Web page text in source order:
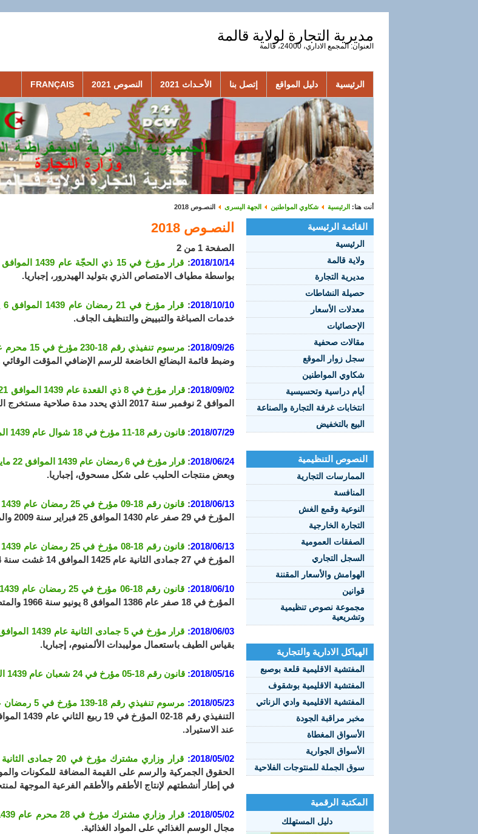
مديرية التجارة لولاية قالمة
العنوان: المجمع الاداري، 24000، قالمة
الرئيسية دليل المواقع إتصل بنا الأحـداث 2021 النصوص 2021 FRANÇAIS
أنت هنا: الرئيسية شكاوي المواطنين الجهة اليسرى النصـوص 2018
القائمة الرئيسية
الرئيسية
ولاية قالمة
مديرية التجارة
حصيلة النشاطات
معدلات الأسعار
الإحصائيات
مقالات صحفية
سجل زوار الموقع
شكاوي المواطنين
أيام دراسية وتحسيسية
انتخابات غرفة التجارة والصناعة
البيع بالتخفيض
النصوص التنظيمية
الممارسات التجارية
المنافسة
النوعية وقمع الغش
التجارة الخارجية
الصفقات العمومية
السجل التجاري
الهوامش والأسعار المقننة
قوانين
مجموعة نصوص تنظيمية
وتشريعية
الهياكل الادارية والتجارية
المفتشية الاقليمية قلعة بوصبع
المفتشية الاقليمية بوشقوف
المفتشية الاقليمية وادي الزناتي
مخبر مراقبة الجودة
الأسواق المغطاة
الأسواق الجوارية
سوق الجملة للمنتوجات الفلاحية
المكتبة الرقمية
دليل المستهلك
النصـوص 2018
الصفحة 1 من 2
2018/10/14
: قرار مؤرخ في 15 ذي الحجّة عام 1439 الموافق 26 غشت سنة 2018
بواسطة مطياف الامتصاص الذري بتوليد الهيدرور، إجباريا.
2018/10/10
: قرار مؤرخ في 21 رمضان عام 1439 الموافق 6 يونيو سنة 2018
خدمات الصباغة والتبييض والتنظيف الجاف.
2018/09/26
: مرسوم تنفيذي رقم 18-230 مؤرخ في 15 محرم عام 1440 الموافق 25 سبتمبر سنة 2018
وضبط قائمة البضائع الخاضعة للرسم الإضافي المؤقت الوقائي
2018/09/02
: قرار مؤرخ في 8 ذي القعدة عام 1439 الموافق 21 يوليو سنة 2018
الموافق 2 نوفمبر سنة 2017 الذي يحدد مدة صلاحية مستخرج السجل التجاري الممنوح لممارسة بعض الأنشطة.
2018/07/29
: قانون رقم 18-11 مؤرخ في 18 شوال عام 1439 الموافق 2 يوليو سنة 2018
2018/06/24
: قرار مؤرخ في 6 رمضان عام 1439 الموافق 22 مايو سنة 2018
وبعض منتجات الحليب على شكل مسحوق، إجباريا.
2018/06/13
: قانون رقم 18-09 مؤرخ في 25 رمضان عام 1439 الموافق 10 يونيو سنة 2018
المؤرخ في 29 صفر عام 1430 الموافق 25 فبراير سنة 2009 والمتعلق بحماية المستهلك وقمع الغش.
2018/06/13
: قانون رقم 18-08 مؤرخ في 25 رمضان عام 1439 الموافق 10 يونيو سنة 2018
المؤرخ في 27 جمادى الثانية عام 1425 الموافق 14 غشت سنة 2004 والمتعلق بشروط ممارسة الأنشطة التجارية.
2018/06/10: قانون رقم 18-06 مؤرخ في 25 رمضان عام 1439 الموافق 10 يونيو سنة 2018
المؤرخ في 18 صفر عام 1386 الموافق 8 يونيو سنة 1966 والمتضمن قانون الإجراءات الجزائية.
2018/06/03: قرار مؤرخ في 5 جمادى الثانية عام 1439 الموافق 21 فبراير سنة 2018
بقياس الطيف باستعمال موليبدات الألمنيوم، إجباريا.
2018/05/16: قانون رقم 18-05 مؤرخ في 24 شعبان عام 1439 الموافق 10 مايو سنة 2018
2018/05/23: مرسوم تنفيذي رقم 18-139 مؤرخ في 5 رمضان عام 1439 الموافق 21 مايو سنة 2018
عند الاستيراد.
2018/05/02: قرار وزاري مشترك مؤرخ في 20 جمادى الثانية عام 1439 الموافق 8 مارس سنة 2018
الحقوق الجمركية والرسم على القيمة المضافة للمكونات
في إطار أنشطتهم لإنتاج الأطقم والأطقم الفرعية الموجهة
2018/05/02: قرار وزاري مشترك مؤرخ في 28 محرم عام 1439 الموافق 19 أكتوبر سنة 2017
مجال الوسم الغذائي على المواد الغذائية.